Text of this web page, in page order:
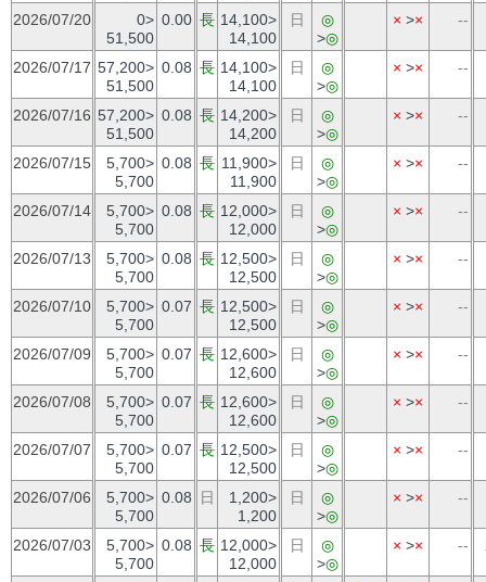
2026/07/20
0>
51,500
0.00 長 14,100>
14,100
日
◎
>◎
× >× --
2026/07/17 57,200>
51,500
0.08 長 14,100>
14,100
日
◎
>◎
× >× --
2026/07/16 57,200>
51,500
0.08 長 14,200>
14,200
日
◎
>◎
× >× --
2026/07/15
5,700>
5,700
0.08 長 11,900>
11,900
日
◎
>◎
× >× --
2026/07/14
5,700>
5,700
0.08 長 12,000>
12,000
日
◎
>◎
× >× --
2026/07/13
5,700>
5,700
0.08 長 12,500>
12,500
日
◎
>◎
× >× --
2026/07/10
5,700>
5,700
0.07 長 12,500>
12,500
日
◎
>◎
× >× --
2026/07/09
5,700>
5,700
0.07 長 12,600>
12,600
日
◎
>◎
× >× --
2026/07/08
5,700>
5,700
0.07 長 12,600>
12,600
日
◎
>◎
× >× --
2026/07/07
5,700>
5,700
0.07 長 12,500>
12,500
日
◎
>◎
× >× --
2026/07/06
5,700>
5,700
0.08 日
1,200>
1,200
日
◎
>◎
× >× --
2026/07/03
5,700>
5,700
0.08 長 12,000>
12,000
日
◎
>◎
× >× --